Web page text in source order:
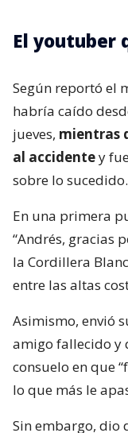
El youtuber
Según reportó el
habría caído
jueves, mientras
al accidentey
sobre lo sucedido.
En una primera
“Andrés, gracias
la Cordillera
entre las altas
Asimismo, envió
amigo fallecido y
consuelo en que
lo que más le
Sin embargo, dio